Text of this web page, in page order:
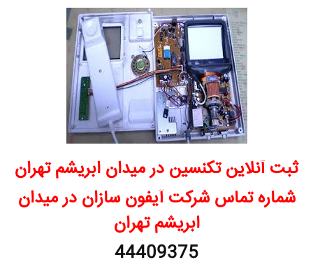
ثبت آنلاین تکنسین در میدان ابریشم تهران
شماره تماس شرکت آیفون سازان در میدان
ابریشم تهران
44409375